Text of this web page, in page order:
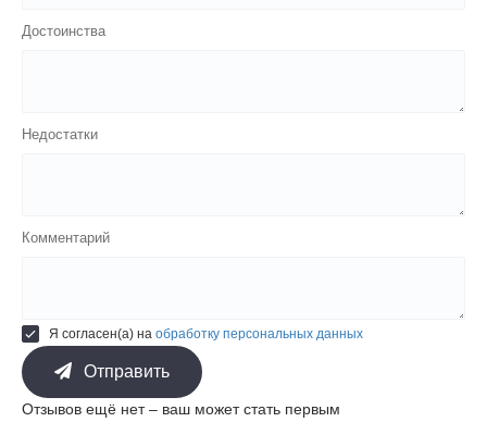
Достоинства
Недостатки
Комментарий
Я согласен(а) на обработку персональных данных
Отправить
Отзывов ещё нет – ваш может стать первым